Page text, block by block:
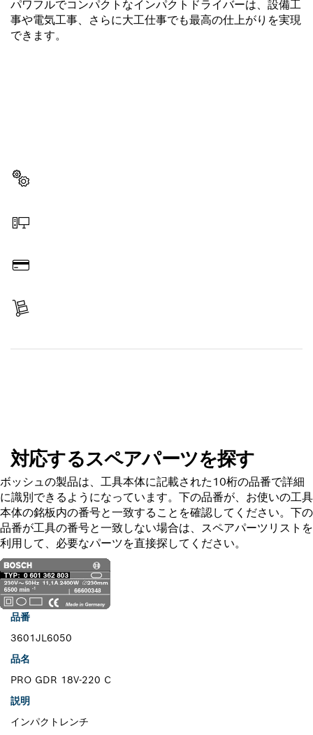
パワフルでコンパクトなインパクトドライバーは、設備工
事や電気工事、さらに大工仕事でも最高の仕上がりを実現
できます。
対応するスペアパーツを探す
ボッシュの製品は、工具本体に記載された10桁の品番で詳細
に識別できるようになっています。下の品番が、お使いの工具
本体の銘板内の番号と一致することを確認してください。下の
品番が工具の番号と一致しない場合は、スペアパーツリストを
利用して、必要なパーツを直接探してください。
品番
3601JL6050
品名
PRO GDR 18V-220 C
説明
インパクトレンチ